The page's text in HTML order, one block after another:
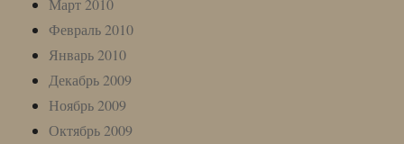
Март 2010
Февраль 2010
Январь 2010
Декабрь 2009
Ноябрь 2009
Октябрь 2009